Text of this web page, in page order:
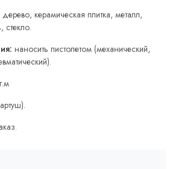
керамическая плитка, металл,
cтекло.
наносить пистолетом (механический,